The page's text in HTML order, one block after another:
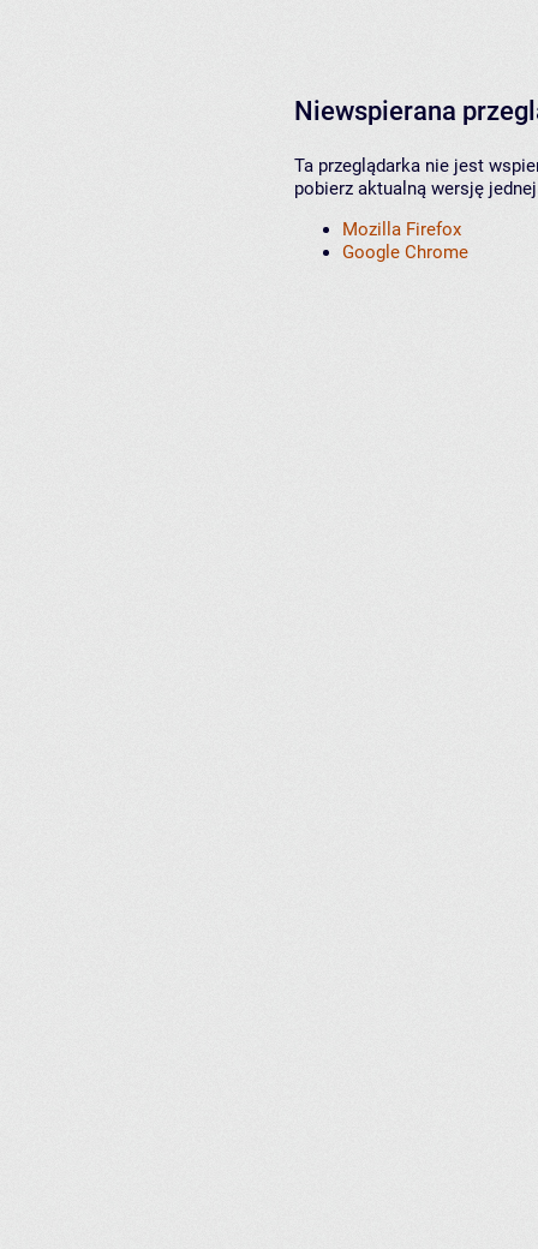
Niewspierana
Ta przeglądarka nie jest
pobierz aktualną wersję
Mozilla Firefox
Google Chrome